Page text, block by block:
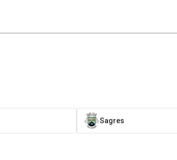
Sagres